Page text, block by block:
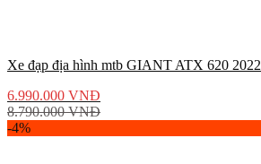
Xe đạp địa hình mtb GIANT ATX 620 2022
6.990.000 VNĐ
8.790.000VNĐ
-4%